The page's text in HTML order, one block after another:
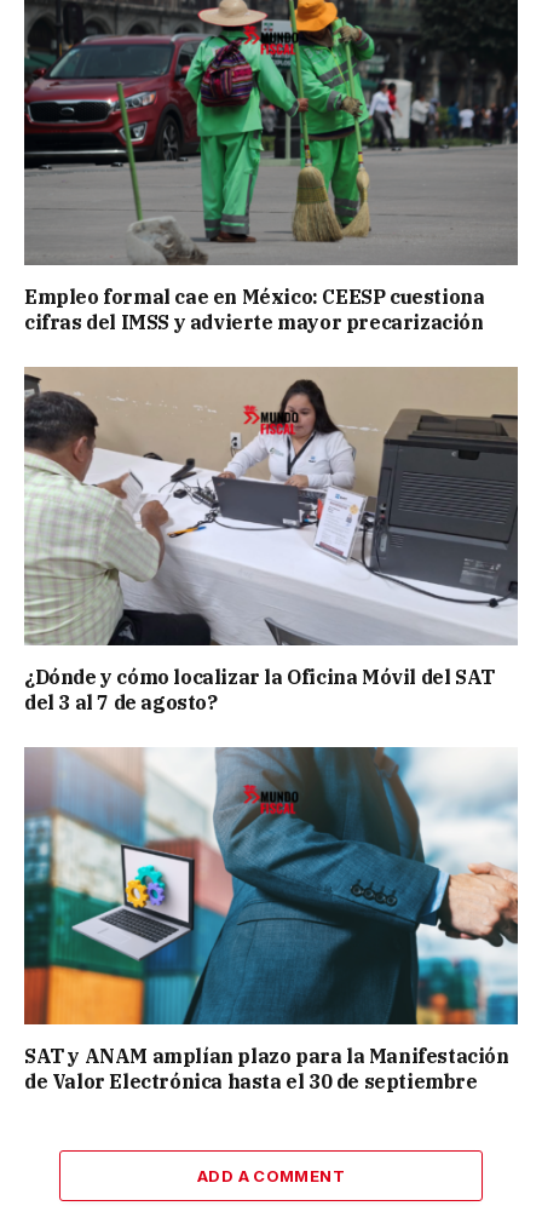
Empleo formal cae en México: CEESP cuestiona
cifras del IMSS y advierte mayor precarización
¿Dónde y cómo localizar la Oficina Móvil del SAT
del 3 al 7 de agosto?
SAT y ANAM amplían plazo para la Manifestación
de Valor Electrónica hasta el 30 de septiembre
ADD A COMMENT